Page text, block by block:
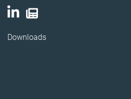
Downloads